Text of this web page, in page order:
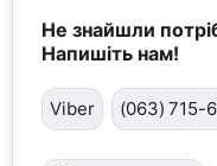
Не знайшли
Напишіть нам!
Viber (063) 715-